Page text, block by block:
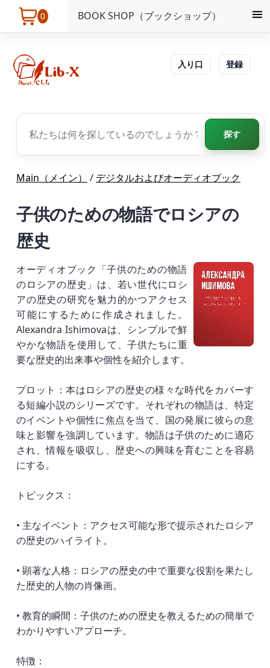
0 BOOK SHOP（ブックショップ）
入り口 登録
探す
Main（メイン） / デジタルおよびオーディオブック
子供のための物語でロシアの
歴史
オーディオブック「子供のための物語
のロシアの歴史」は、若い世代にロシ
アの歴史の研究を魅力的かつアクセス
可能にするために作成されました。
Alexandra Ishimovaは、シンプルで鮮
やかな物語を使用して、子供たちに重
要な歴史的出来事や個性を紹介します。
プロット：本はロシアの歴史の様々な時代をカバーす
る短編小説のシリーズです。それぞれの物語は、特定
のイベントや個性に焦点を当て、国の発展に彼らの意
味と影響を強調しています。物語は子供のために適応
され、情報を吸収し、歴史への興味を育むことを容易
にする。
トピックス：
• 主なイベント：アクセス可能な形で提示されたロシア
の歴史のハイライト。
• 顕著な人格：ロシアの歴史の中で重要な役割を果たし
た歴史的人物の肖像画。
• 教育的瞬間：子供のための歴史を教えるための簡単で
わかりやすいアプローチ。
特徴：